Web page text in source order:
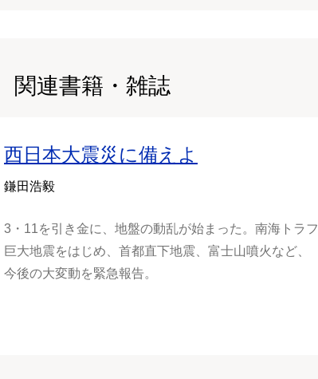
関連書籍・雑誌
西日本大震災に備えよ
鎌田浩毅
3・11を引き金に、地盤の動乱が始まった。南海トラフ
巨大地震をはじめ、首都直下地震、富士山噴火など、
今後の大変動を緊急報告。